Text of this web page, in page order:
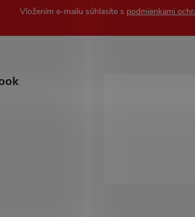
Vložením e-mailu súhlasíte s podmienkami